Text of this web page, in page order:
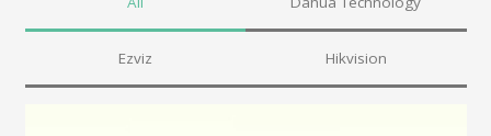
Ezviz Hikvision